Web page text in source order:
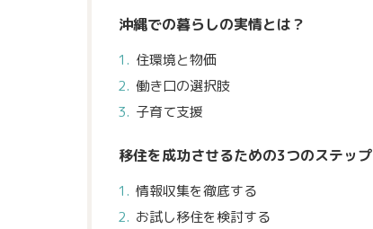
沖縄での暮らしの実情とは？
住環境と物価
働き口の選択肢
子育て支援
移住を成功させるための3つのステップ
情報収集を徹底する
お試し移住を検討する